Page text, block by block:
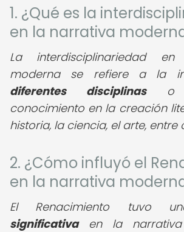
1. ¿Qué es la
en la narrativa
La interdisciplinariedad
moderna se refiere a la
diferentes disciplinaso
conocimiento en la creación
historia, la ciencia, el arte, entre
2. ¿Cómo influyó el
en la narrativa
El Renacimiento tuvo
significativaen la narrativa